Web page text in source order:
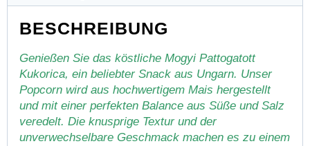
BESCHREIBUNG
Genießen Sie das köstliche Mogyi Pattogatott
Kukorica, ein beliebter Snack aus Ungarn. Unser
Popcorn wird aus hochwertigem Mais hergestellt
und mit einer perfekten Balance aus Süße und Salz
veredelt. Die knusprige Textur und der
unverwechselbare Geschmack machen es zu einem